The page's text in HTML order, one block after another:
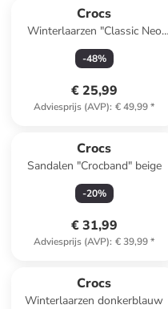
Crocs
Winterlaarzen "Classic Neo
Puff" donkerblauw
-48%
€ 25,99
Adviesprijs (AVP): € 49,99*
Crocs
Sandalen "Crocband" beige
-20%
€ 31,99
Adviesprijs (AVP): € 39,99*
Crocs
Winterlaarzen donkerblauw